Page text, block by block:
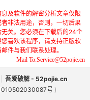
及软件的解密分析文章仅限
非法用途，否则，一切后果
关。您必须在下载后的24个
喜欢该程序，请支持正版软
件与我们联系处理。
Mail To:Service@52pojie.cn
吾爱破解 - 52pojie.cn
号 )